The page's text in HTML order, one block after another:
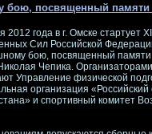
бою, посвященный памяти
2012 года в г. Омске стартует
Сил Российской
бою, посвященный памяти
Чепика.
Управление физической
организация
и спортивный комитет